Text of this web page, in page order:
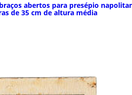
abertos para presépio
de 35 cm de altura média